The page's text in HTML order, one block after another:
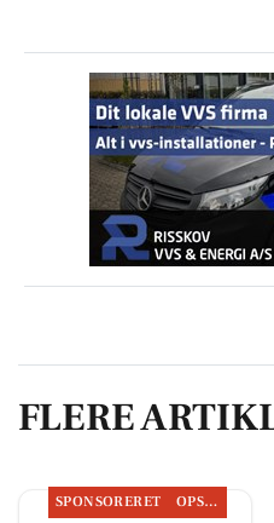
FLERE
SPONSORERET OPSLAGSTAVLEN